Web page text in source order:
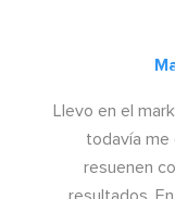
Llevo en el
todavía me
resuenen